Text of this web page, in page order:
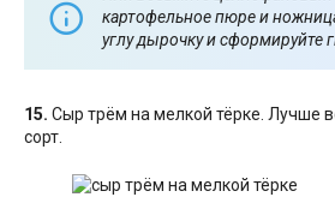
картофельное пюре и
углу дырочку и сформируйте
15. Сыр трём на мелкой тёрке. Лучше
сорт.